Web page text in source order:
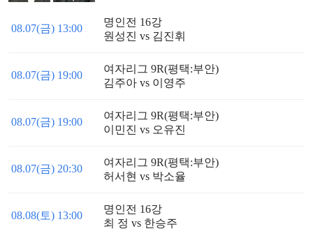
08.07(금) 13:00
명인전 16강
원성진 vs 김진휘
08.07(금) 19:00
여자리그 9R(평택:부안)
김주아 vs 이영주
08.07(금) 19:00
여자리그 9R(평택:부안)
이민진 vs 오유진
08.07(금) 20:30
여자리그 9R(평택:부안)
허서현 vs 박소율
08.08(토) 13:00
명인전 16강
최 정 vs 한승주